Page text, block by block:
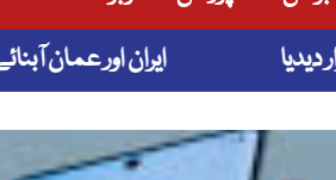
ایران اور عمان آبنائے